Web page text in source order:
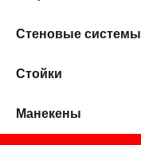
Стеновые системы
Стойки
Манекены